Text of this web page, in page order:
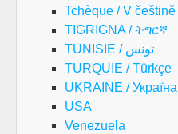
Tchèque / V češtině
TIGRIGNA / ትግርኛ
TUNISIE / تونس
TURQUIE / Türkçe
UKRAINE / Україна
USA
Venezuela